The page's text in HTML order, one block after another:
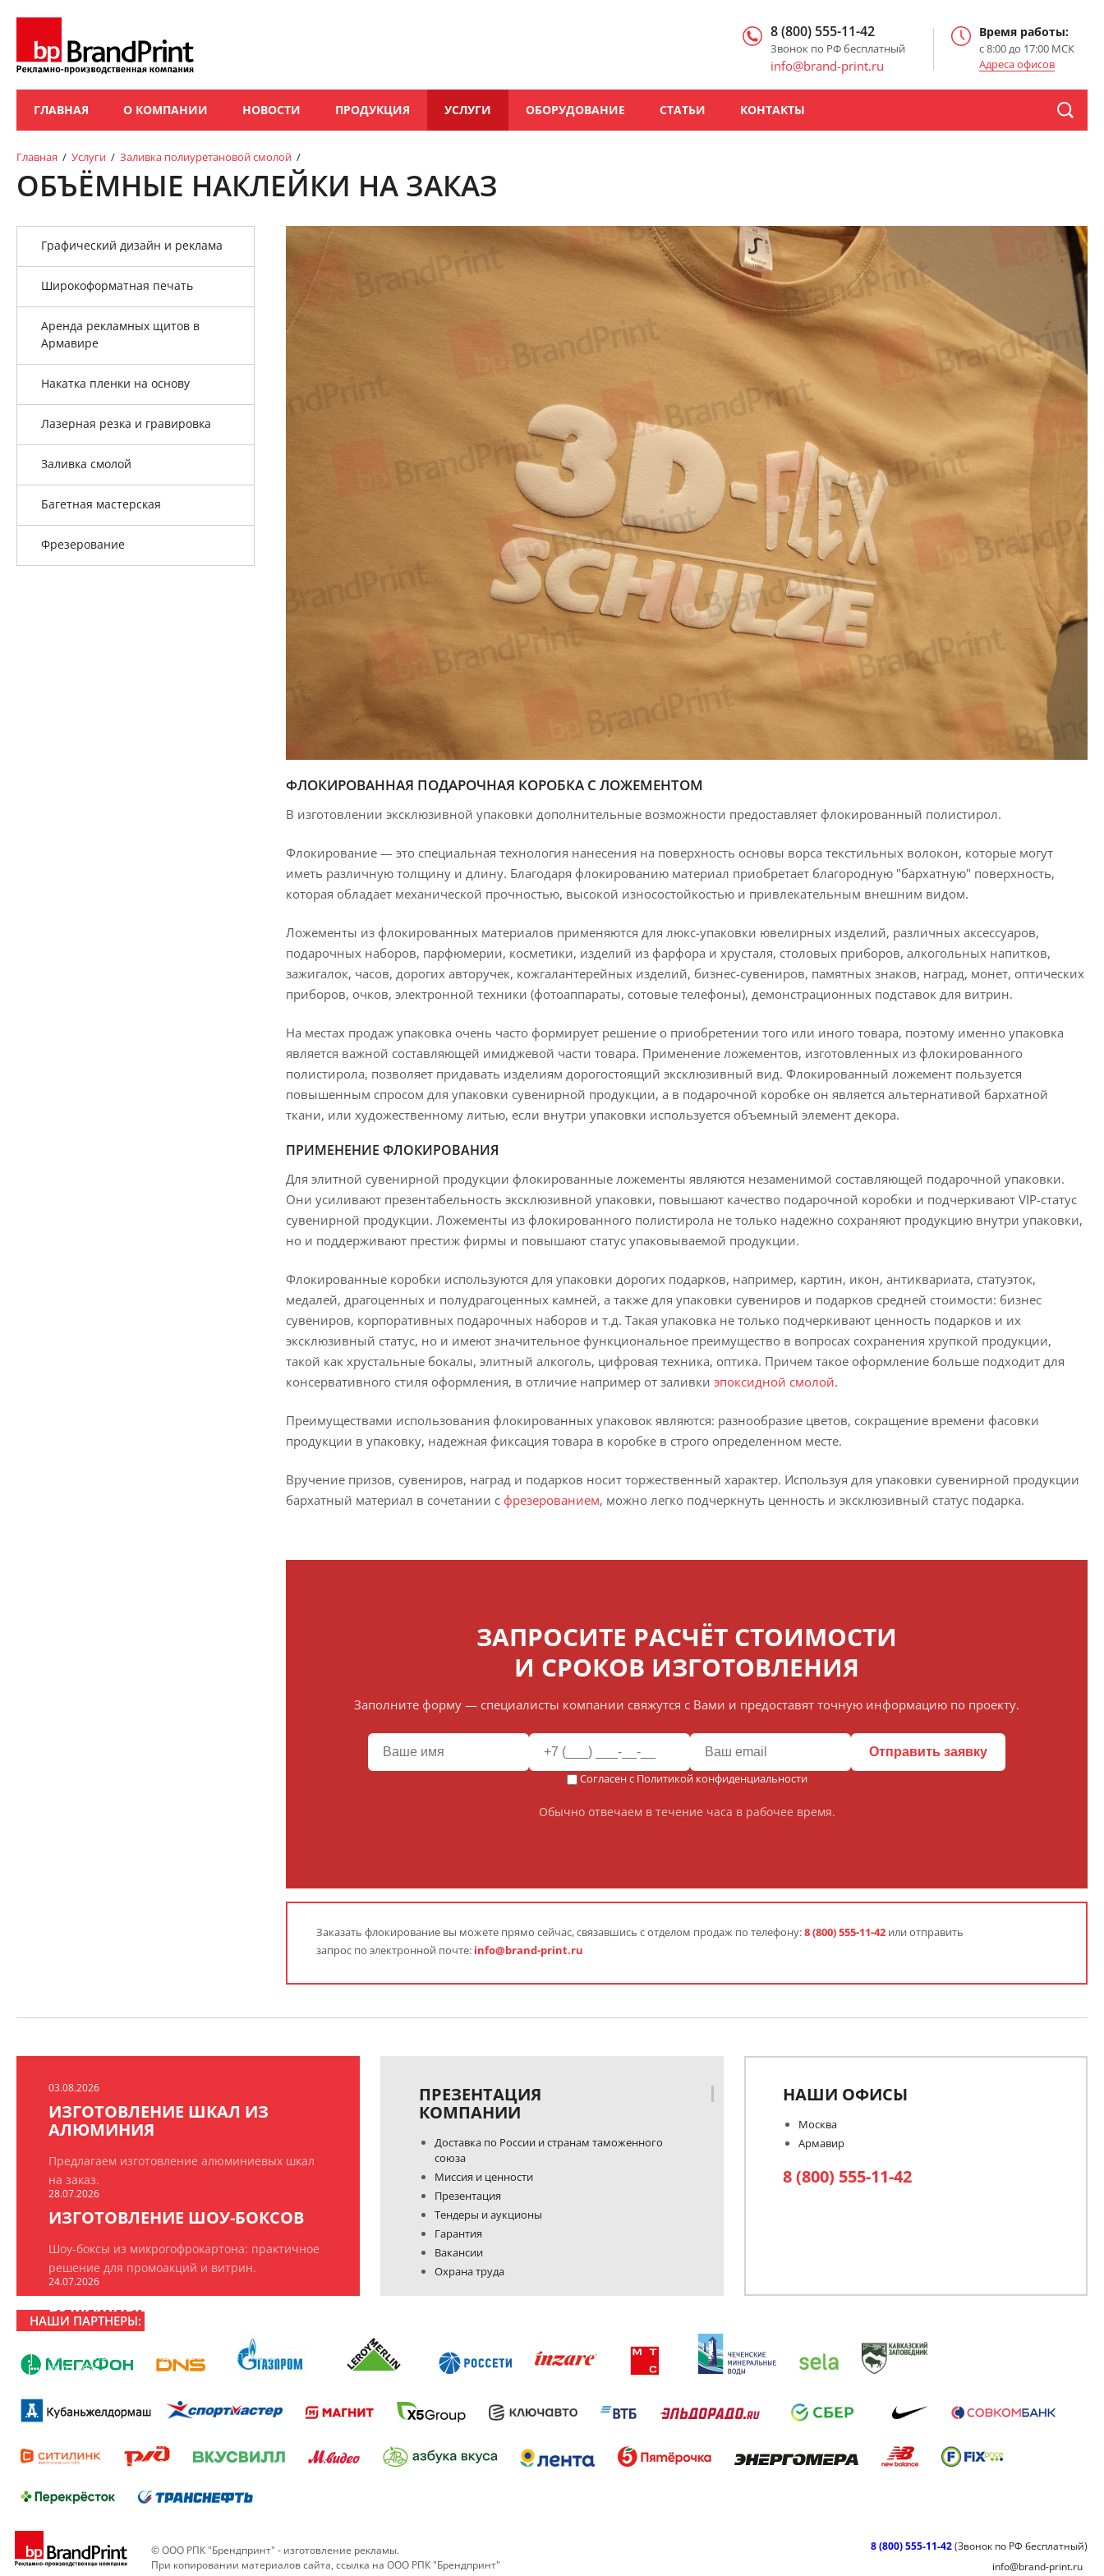
8 (800) 555-11-42
Звонок по РФ бесплатный
info@brand-print.ru
Время работы:
с 8:00 до 17:00 МСК
Адреса офисов
ГЛАВНАЯ О КОМПАНИИ НОВОСТИ ПРОДУКЦИЯ УСЛУГИ ОБОРУДОВАНИЕ СТАТЬИ КОНТАКТЫ
Главная / Услуги / Заливка полиуретановой смолой /
ОБЪЁМНЫЕ НАКЛЕЙКИ НА ЗАКАЗ
Графический дизайн и реклама
Широкоформатная печать
Аренда рекламных щитов в
Армавире
Накатка пленки на основу
Лазерная резка и гравировка
Заливка смолой
Багетная мастерская
Фрезерование
ФЛОКИРОВАННАЯ ПОДАРОЧНАЯ КОРОБКА С ЛОЖЕМЕНТОМ
В изготовлении эксклюзивной упаковки дополнительные возможности предоставляет флокированный полистирол.
Флокирование — это специальная технология нанесения на поверхность основы ворса текстильных волокон, которые могут
иметь различную толщину и длину. Благодаря флокированию материал приобретает благородную "бархатную" поверхность,
которая обладает механической прочностью, высокой износостойкостью и привлекательным внешним видом.
Ложементы из флокированных материалов применяются для люкс-упаковки ювелирных изделий, различных аксессуаров,
подарочных наборов, парфюмерии, косметики, изделий из фарфора и хрусталя, столовых приборов, алкогольных напитков,
зажигалок, часов, дорогих авторучек, кожгалантерейных изделий, бизнес-сувениров, памятных знаков, наград, монет, оптических
приборов, очков, электронной техники (фотоаппараты, сотовые телефоны), демонстрационных подставок для витрин.
На местах продаж упаковка очень часто формирует решение о приобретении того или иного товара, поэтому именно упаковка
является важной составляющей имиджевой части товара. Применение ложементов, изготовленных из флокированного
полистирола, позволяет придавать изделиям дорогостоящий эксклюзивный вид. Флокированный ложемент пользуется
повышенным спросом для упаковки сувенирной продукции, а в подарочной коробке он является альтернативой бархатной
ткани, или художественному литью, если внутри упаковки используется объемный элемент декора.
ПРИМЕНЕНИЕ ФЛОКИРОВАНИЯ
Для элитной сувенирной продукции флокированные ложементы являются незаменимой составляющей подарочной упаковки.
Они усиливают презентабельность эксклюзивной упаковки, повышают качество подарочной коробки и подчеркивают VIP-статус
сувенирной продукции. Ложементы из флокированного полистирола не только надежно сохраняют продукцию внутри упаковки,
но и поддерживают престиж фирмы и повышают статус упаковываемой продукции.
Флокированные коробки используются для упаковки дорогих подарков, например, картин, икон, антиквариата, статуэток,
медалей, драгоценных и полудрагоценных камней, а также для упаковки сувениров и подарков средней стоимости: бизнес
сувениров, корпоративных подарочных наборов и т.д. Такая упаковка не только подчеркивают ценность подарков и их
эксклюзивный статус, но и имеют значительное функциональное преимущество в вопросах сохранения хрупкой продукции,
такой как хрустальные бокалы, элитный алкоголь, цифровая техника, оптика. Причем такое оформление больше подходит для
консервативного стиля оформления, в отличие например от заливки эпоксидной смолой.
Преимуществами использования флокированных упаковок являются: разнообразие цветов, сокращение времени фасовки
продукции в упаковку, надежная фиксация товара в коробке в строго определенном месте.
Вручение призов, сувениров, наград и подарков носит торжественный характер. Используя для упаковки сувенирной продукции
бархатный материал в сочетании с фрезерованием, можно легко подчеркнуть ценность и эксклюзивный статус подарка.
ЗАПРОСИТЕ РАСЧЁТ СТОИМОСТИ
И СРОКОВ ИЗГОТОВЛЕНИЯ
Заполните форму — специалисты компании свяжутся с Вами и предоставят точную информацию по проекту.
Отправить заявку
Согласен с Политикой конфиденциальности
Обычно отвечаем в течение часа в рабочее время.
Заказать флокирование вы можете прямо сейчас, связавшись с отделом продаж по телефону:8 (800) 555-11-42 или отправить
запрос по электронной почте: info@brand-print.ru
03.08.2026
ИЗГОТОВЛЕНИЕ ШКАЛ ИЗ
АЛЮМИНИЯ
Предлагаем изготовление алюминиевых шкал
на заказ.
28.07.2026
ИЗГОТОВЛЕНИЕ ШОУ-БОКСОВ
Шоу-боксы из микрогофрокартона: практичное
решение для промоакций и витрин.
24.07.2026
БУМАЖНЫЕ ПАКЕТЫ НА ЗАКАЗ
ООО «РПК «БрендПринт» изготавливает
эксклюзивные брендированные пакеты.
20.07.2026
16 лет создаём то, что замечают: рекламно-
производственная компания «БрендПринт»
отмечает день рождения.
ПРЕЗЕНТАЦИЯ
КОМПАНИИ
Доставка по России и странам таможенного
союза
Миссия и ценности
Презентация
Тендеры и аукционы
Гарантия
Вакансии
Охрана труда
НАШИ ОФИСЫ
Москва
Армавир
8 (800) 555-11-42
НАШИ ПАРТНЕРЫ:
© ООО РПК "Брендпринт" - изготовление рекламы.
При копировании материалов сайта, ссылка на ООО РПК "Брендпринт"
8 (800) 555-11-42(Звонок по РФ бесплатный)
info@brand-print.ru